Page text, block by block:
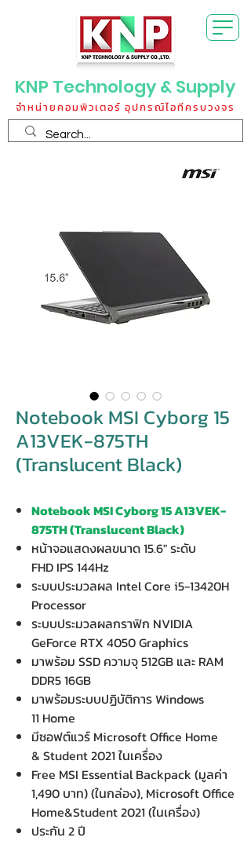
KNP Technology & Supply
จำหน่ายคอมพิวเตอร์ อุปกรณ์ไอทีครบวงจร
Notebook MSI Cyborg 15
A13VEK-875TH
(Translucent Black)
Notebook MSI Cyborg 15 A13VEK-
875TH (Translucent Black)
หน้าจอแสดงผลขนาด 15.6" ระดับ
FHD IPS 144Hz
ระบบประมวลผล Intel Core i5-13420H
Processor
ระบบประมวลผลกราฟิก NVIDIA
GeForce RTX 4050 Graphics
มาพร้อม SSD ความจุ 512GB และ RAM
DDR5 16GB
มาพร้อมระบบปฏิบัติการ Windows
11 Home
มีซอฟต์แวร์ Microsoft Office Home
& Student 2021 ในเครื่อง
Free MSI Essential Backpack (มูลค่า
1,490 บาท) (ในกล่อง), Microsoft Office
Home&Student 2021 (ในเครื่อง)
ประกัน 2 ปี